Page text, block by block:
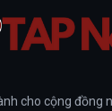
cho cộng đồng